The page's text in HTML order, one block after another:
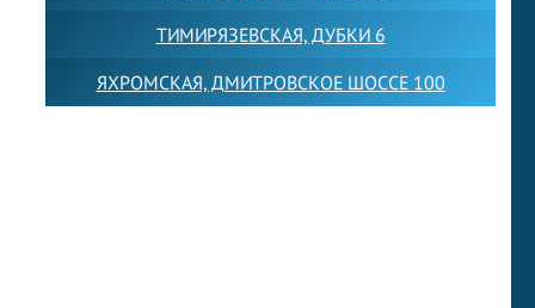
ТИМИРЯЗЕВСКАЯ, ДУБКИ 6
ЯХРОМСКАЯ, ДМИТРОВСКОЕ ШОССЕ 100